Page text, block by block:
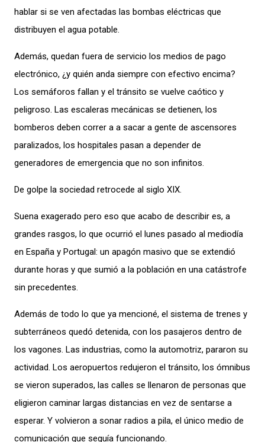
hablar si se ven afectadas las bombas eléctricas que
distribuyen el agua potable.
Además, quedan fuera de servicio los medios de pago
electrónico, ¿y quién anda siempre con efectivo encima?
Los semáforos fallan y el tránsito se vuelve caótico y
peligroso. Las escaleras mecánicas se detienen, los
bomberos deben correr a a sacar a gente de ascensores
paralizados, los hospitales pasan a depender de
generadores de emergencia que no son infinitos.
De golpe la sociedad retrocede al siglo XIX.
Suena exagerado pero eso que acabo de describir es, a
grandes rasgos, lo que ocurrió el lunes pasado al mediodía
en España y Portugal: un apagón masivo que se extendió
durante horas y que sumió a la población en una catástrofe
sin precedentes.
Además de todo lo que ya mencioné, el sistema de trenes y
subterráneos quedó detenida, con los pasajeros dentro de
los vagones. Las industrias, como la automotriz, pararon su
actividad. Los aeropuertos redujeron el tránsito, los ómnibus
se vieron superados, las calles se llenaron de personas que
eligieron caminar largas distancias en vez de sentarse a
esperar. Y volvieron a sonar radios a pila, el único medio de
comunicación que seguía funcionando.